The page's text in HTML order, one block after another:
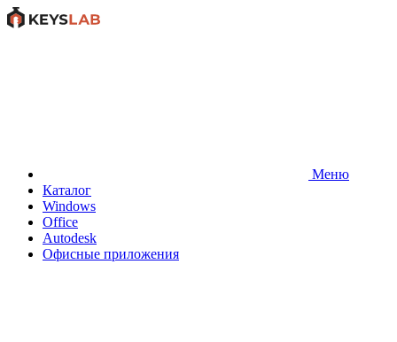
Меню
Каталог
Windows
Office
Autodesk
Офисные приложения